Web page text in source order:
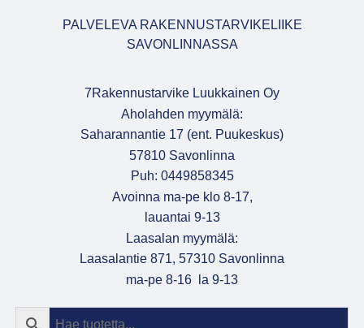
PALVELEVA RAKENNUSTARVIKELIIKE
SAVONLINNASSA
7Rakennustarvike Luukkainen Oy
Aholahden myymälä:
Saharannantie 17 (ent. Puukeskus)
57810 Savonlinna
Puh: 0449858345
Avoinna ma-pe klo 8-17,
lauantai 9-13
Laasalan myymälä:
Laasalantie 871, 57310 Savonlinna
ma-pe 8-16 la 9-13